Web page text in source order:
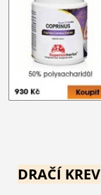
DRAČÍ KREV